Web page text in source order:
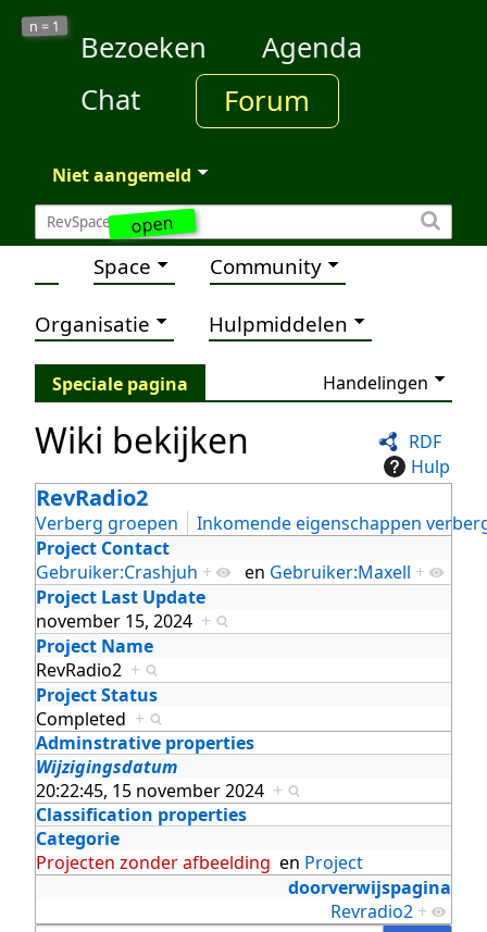
open
n = 1
Bezoeken
Agenda
Chat
Forum
Niet aangemeld
Space Community
Organisatie Hulpmiddelen
Speciale pagina Handelingen
RDF
Hulp
Wiki bekijken
RevRadio2
Verberg groepen
Inkomende eigenschappen
Project Contact
Gebruiker:Crashjuh + en Gebruiker:Maxell +
Project Last Update
november 15, 2024 +
Project Name
RevRadio2 +
Project Status
Completed +
Adminstrative properties
Wijzigingsdatum
20:22:45, 15 november 2024 +
Classification properties
Categorie
Projecten zonder afbeelding en Project
doorverwijspagina
Revradio2 +